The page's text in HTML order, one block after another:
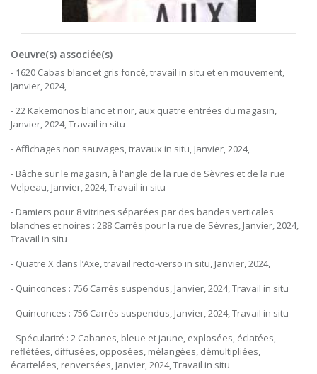
Oeuvre(s) associée(s)
- 1620 Cabas blanc et gris foncé, travail in situ et en mouvement,
Janvier, 2024,
- 22 Kakemonos blanc et noir, aux quatre entrées du magasin,
Janvier, 2024, Travail in situ
- Affichages non sauvages, travaux in situ, Janvier, 2024,
- Bâche sur le magasin, à l'angle de la rue de Sèvres et de la rue
Velpeau, Janvier, 2024, Travail in situ
- Damiers pour 8 vitrines séparées par des bandes verticales
blanches et noires : 288 Carrés pour la rue de Sèvres, Janvier, 2024,
Travail in situ
- Quatre X dans l’Axe, travail recto-verso in situ, Janvier, 2024,
- Quinconces : 756 Carrés suspendus, Janvier, 2024, Travail in situ
- Quinconces : 756 Carrés suspendus, Janvier, 2024, Travail in situ
- Spécularité : 2 Cabanes, bleue et jaune, explosées, éclatées,
reflétées, diffusées, opposées, mélangées, démultipliées,
écartelées, renversées, Janvier, 2024, Travail in situ